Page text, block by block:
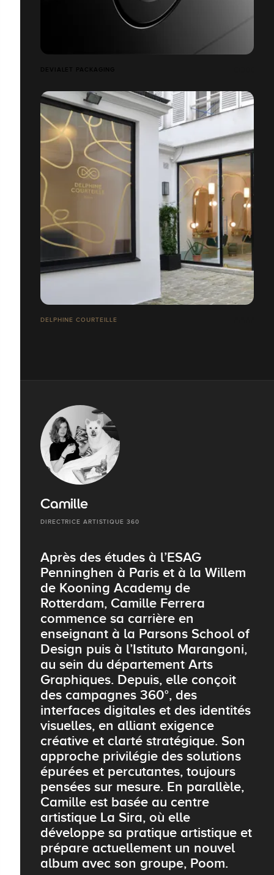
DEVIALET PACKAGING
DELPHINE COURTEILLE
Camille
DIRECTRICE ARTISTIQUE 360
Après des études à l’ESAG
Penninghen à Paris et à la Willem
de Kooning Academy de
Rotterdam, Camille Ferrera
commence sa carrière en
enseignant à la Parsons School of
Design puis à l’Istituto Marangoni,
au sein du département Arts
Graphiques. Depuis, elle conçoit
des campagnes 360°, des
interfaces digitales et des identités
visuelles, en alliant exigence
créative et clarté stratégique. Son
approche privilégie des solutions
épurées et percutantes, toujours
pensées sur mesure. En parallèle,
Camille est basée au centre
artistique La Sira, où elle
développe sa pratique artistique et
prépare actuellement un nouvel
album avec son groupe, Poom.